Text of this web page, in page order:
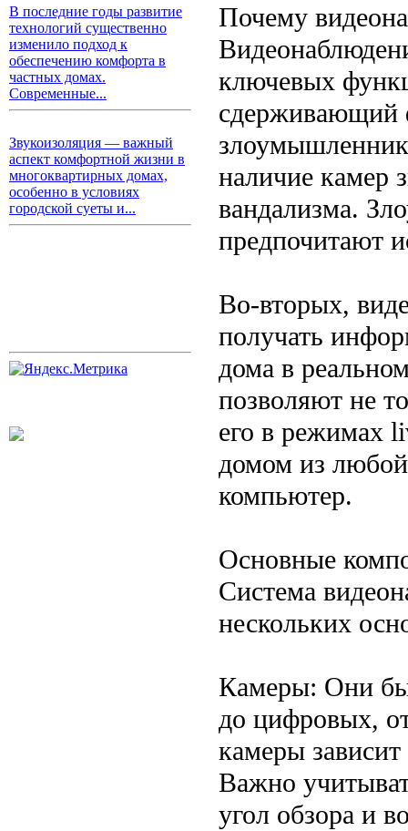
В последние годы развитие
технологий существенно
изменило подход к
обеспечению комфорта в
частных домах.
Современные...
Звукоизоляция — важный
аспект комфортной жизни в
многоквартирных домах,
особенно в условиях
городской суеты и...
Почему
ключевых
сдерживающий
наличие камер
вандализма.
предпочитают
Во-вторых,
получать
дома в
позволяют не
его в режимах
домом из
компьютер.
Основные
Система
нескольких
Камеры: Они
до цифровых,
камеры
Важно
угол обзора и